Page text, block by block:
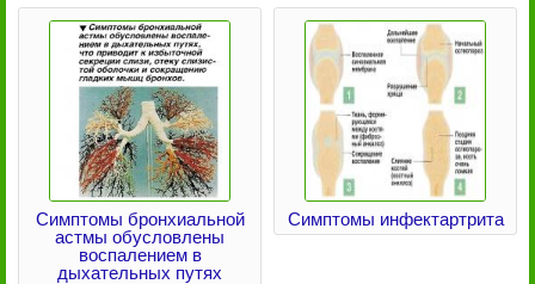
Симптомы бронхиальной
астмы обусловлены
воспалением в
дыхательных путях
Симптомы инфектартрита